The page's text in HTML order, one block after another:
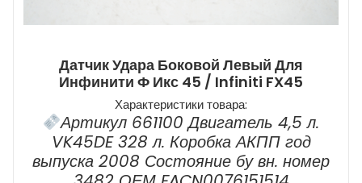
Датчик Удара Боковой Левый Для
Инфинити Ф Икс 45 / Infiniti FX45
Характеристики товара:
Артикул 661100 Двигатель 4,5 л.
VK45DE 328 л. Коробка АКПП год
выпуска 2008 Состояние бу вн. номер